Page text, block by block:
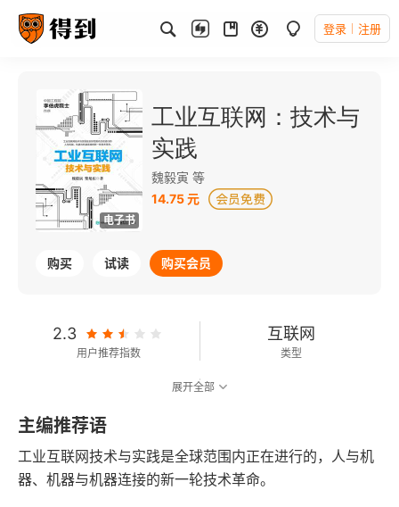
登录 注册
电子书
工业互联网：技术与
实践
魏毅寅 等
14.75 元
购买 试读 购买会员
2.3
用户推荐指数
互联网
类型
133千字
字数
2017-08-01
发行日期
展开全部
主编推荐语
工业互联网技术与实践是全球范围内正在进行的，人与机
器、机器与机器连接的新一轮技术革命。